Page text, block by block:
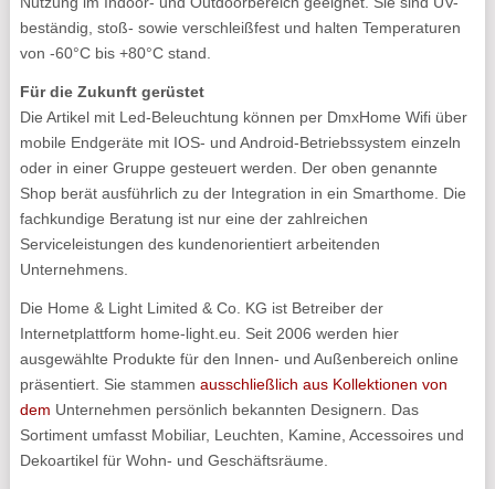
beständig, stoß- sowie verschleißfest und halten Temperaturen
von -60°C bis +80°C stand.
Für die Zukunft gerüstet
Die Artikel mit Led-Beleuchtung können per DmxHome Wifi über
mobile Endgeräte mit IOS- und Android-Betriebssystem einzeln
oder in einer Gruppe gesteuert werden. Der oben genannte
Shop berät ausführlich zu der Integration in ein Smarthome. Die
fachkundige Beratung ist nur eine der zahlreichen
Serviceleistungen des kundenorientiert arbeitenden
Unternehmens.
Die Home & Light Limited & Co. KG ist Betreiber der
Internetplattform home-light.eu. Seit 2006 werden hier
ausgewählte Produkte für den Innen- und Außenbereich online
präsentiert. Sie stammen ausschließlich aus Kollektionen von
dem Unternehmen persönlich bekannten Designern. Das
Sortiment umfasst Mobiliar, Leuchten, Kamine, Accessoires und
Dekoartikel für Wohn- und Geschäftsräume.